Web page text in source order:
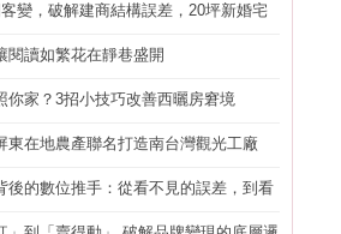
變，破解建商結構誤差，20坪新婚宅
閱讀如繁花在靜巷盛開
你家？3招小技巧改善西曬房窘境
東在地農產聯名打造南台灣觀光工廠
後的數位推手：從看不見的誤差，到看